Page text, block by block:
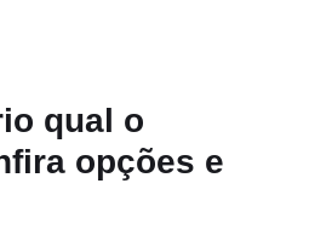
qual o
opções e